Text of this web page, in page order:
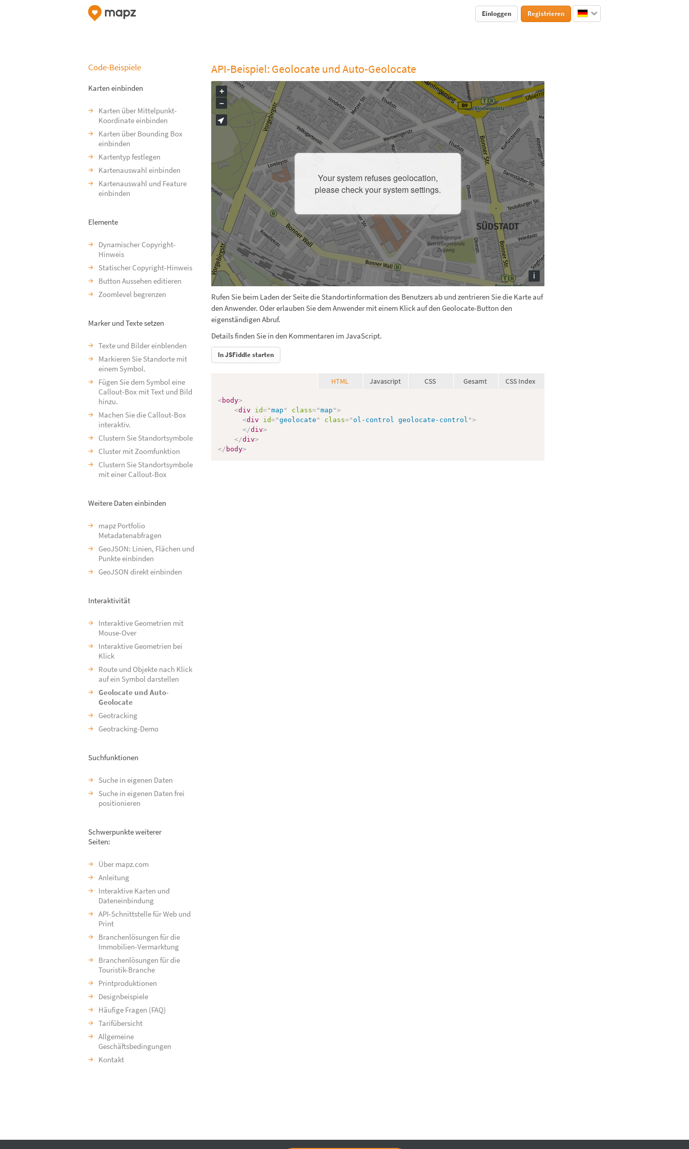
Einloggen Registrieren
Code-Beispiele
Karten einbinden
Karten über Mittelpunkt-
Koordinate einbinden
Karten über Bounding Box
einbinden
Kartentyp festlegen
Kartenauswahl einbinden
Kartenauswahl und Feature
einbinden
Elemente
Dynamischer Copyright-
Hinweis
Statischer Copyright-Hinweis
Button Aussehen editieren
Zoomlevel begrenzen
Marker und Texte setzen
Texte und Bilder einblenden
Markieren Sie Standorte mit
einem Symbol.
Fügen Sie dem Symbol eine
Callout-Box mit Text und Bild
hinzu.
Machen Sie die Callout-Box
interaktiv.
Clustern Sie Standortsymbole
Cluster mit Zoomfunktion
Clustern Sie Standortsymbole
mit einer Callout-Box
Weitere Daten einbinden
mapz Portfolio
Metadatenabfragen
GeoJSON: Linien, Flächen und
Punkte einbinden
GeoJSON direkt einbinden
Interaktivität
Interaktive Geometrien mit
Mouse-Over
Interaktive Geometrien bei
Klick
Route und Objekte nach Klick
auf ein Symbol darstellen
Geolocate und Auto-
Geolocate
Geotracking
Geotracking-Demo
Suchfunktionen
Suche in eigenen Daten
Suche in eigenen Daten frei
positionieren
Schwerpunkte weiterer
Seiten:
Über mapz.com
Anleitung
Interaktive Karten und
Dateneinbindung
API-Schnittstelle für Web und
Print
Branchenlösungen für die
Immobilien-Vermarktung
Branchenlösungen für die
Touristik-Branche
Printproduktionen
Designbeispiele
Häufige Fragen (FAQ)
Tarifübersicht
Allgemeine
Geschäftsbedingungen
Kontakt
API-Beispiel: Geolocate und Auto-Geolocate
+
–
i
Your system refuses geolocation,
please check your system settings.
Rufen Sie beim Laden der Seite die Standortinformation des Benutzers ab und zentrieren Sie die Karte auf
den Anwender. Oder erlauben Sie dem Anwender mit einem Klick auf den Geolocate-Button den
eigenständigen Abruf.
Details finden Sie in den Kommentaren im JavaScript.
In JSFiddle starten
HTML Javascript CSS Gesamt CSS Index
<body>
<div id="map " class="map ">
<div id="geolocate " class=" ol-control geolocate-control ">
</div>
</div>
</ body>